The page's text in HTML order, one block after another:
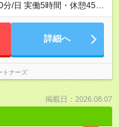
/日 実働5時間・休憩45
例】
後 作業再開 - 会計データ
詳細へ
トナーズ
掲載日：2026.08.07